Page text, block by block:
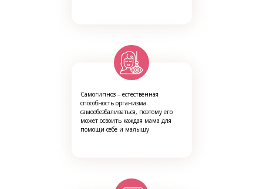
Самогипноз – естественная
способность организма
самообезбаливаться, поэтому его
может освоить каждая мама для
помощи себе и малышу